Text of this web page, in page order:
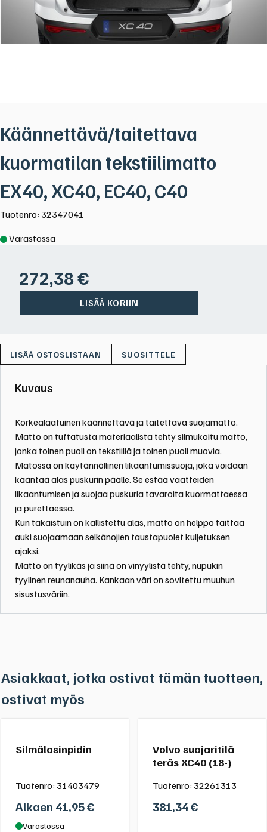
Käännettävä/taitettava
kuormatilan tekstiilimatto
EX40, XC40, EC40, C40
Tuotenro: 32347041
Varastossa
272,38€
LISÄÄ KORIIN
SUOSITTELE
Kuvaus
Korkealaatuinen käännettävä ja taitettava suojamatto.
Matto on tuftatusta materiaalista tehty silmukoitu matto,
jonka toinen puoli on tekstiiliä ja toinen puoli muovia.
Matossa on käytännöllinen likaantumissuoja, joka voidaan
kääntää alas puskurin päälle. Se estää vaatteiden
likaantumisen ja suojaa puskuria tavaroita kuormattaessa
ja purettaessa.
Kun takaistuin on kallistettu alas, matto on helppo taittaa
auki suojaamaan selkänojien taustapuolet kuljetuksen
ajaksi.
Matto on tyylikäs ja siinä on vinyylistä tehty, nupukin
tyylinen reunanauha. Kankaan väri on sovitettu muuhun
sisustusväriin.
Asiakkaat, jotka ostivat tämän tuotteen,
ostivat myös
Silmälasinpidin
Tuotenro: 31403479
Alkaen 41,95€
Varastossa
Volvo suojaritilä
teräs XC40 (18-)
Tuotenro: 32261313
381,34€